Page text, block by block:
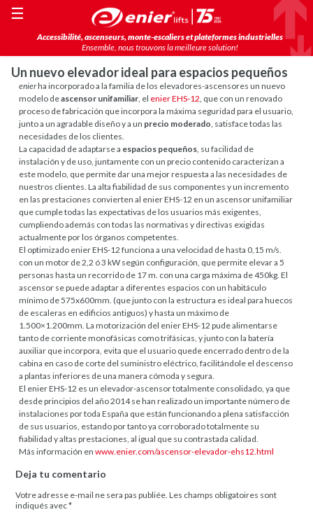
Accessibilité, ascenseurs, monte-escaliers et plateformes industrielles
Ensemble, nous trouvons la meilleure solution!
☰
Un nuevo elevador ideal para espacios pequeños
enierha incorporado a la familia de los elevadores-ascensores un nuevo
modelo deascensor unifamiliar, el enier EHS-12, que con un renovado
proceso de fabricación que incorpora la máxima seguridad para el usuario,
junto a un agradable diseño y a un precio moderado, satisface todas las
necesidades de los clientes.
La capacidad de adaptarse a espacios pequeños, su facilidad de
instalación y de uso, juntamente con un precio contenido caracterizan a
este modelo, que permite dar una mejor respuesta a las necesidades de
nuestros clientes. La alta fiabilidad de sus componentes y un incremento
en las prestaciones convierten al enier EHS-12 en un ascensor unifamiliar
que cumple todas las expectativas de los usuarios más exigentes,
cumpliendo además con todas las normativas y directivas exigidas
actualmente por los órganos competentes.
El optimizado enier EHS-12 funciona a una velocidad de hasta 0,15 m/s.
con un motor de 2,2 ó 3 kW según configuración, que permite elevar a 5
personas hasta un recorrido de 17 m. con una carga máxima de 450kg. El
ascensor se puede adaptar a diferentes espacios con un habitáculo
mínimo de 575x600mm. (que junto con la estructura es ideal para huecos
de escaleras en edificios antiguos) y hasta un máximo de
1.500×1.200mm. La motorización del enier EHS-12 pude alimentarse
tanto de corriente monofásicas como trifásicas, y junto con la batería
auxiliar que incorpora, evita que el usuario quede encerrado dentro de la
cabina en caso de corte del suministro eléctrico, facilitándole el descenso
a plantas inferiores de una manera cómoda y segura.
El enier EHS-12 es un elevador-ascensor totalmente consolidado, ya que
desde principios del año 2014 se han realizado un importante número de
instalaciones por toda España que están funcionando a plena satisfacción
de sus usuarios, estando por tanto ya corroborado totalmente su
fiabilidad y altas prestaciones, al igual que su contrastada calidad.
Más información enwww.enier.com/ascensor-elevador-ehs12.html
Deja tu comentario
Votre adresse e-mail ne sera pas publiée. Les champs obligatoires sont
indiqués avec*